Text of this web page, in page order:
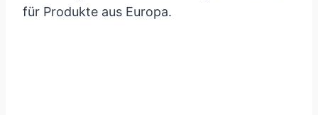
für Produkte aus Europa.